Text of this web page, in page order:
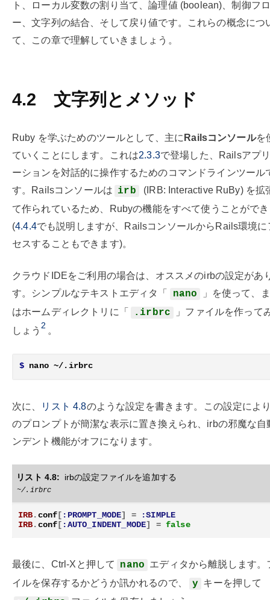
ト、ローカル変数の割り当て、論理値 (boolean)、制御フ
ー、文字列の結合、そして戻り値です。これらの概念につ
て、この章で理解していきましょう。
4.2 文字列とメソッド
Ruby を学ぶためのツールとして、主に Railsコンソールを
ていくことにします。これは2.3.3で登場した、Railsアプ
ーションを対話的に操作するためのコマンドラインツール
す。Railsコンソールは irb
(IRB: Interactive RuBy) を拡
て作られているため、Rubyの機能をすべて使うことがで
(4.4.4でも説明しますが、RailsコンソールからRails環境に
セスすることもできます)。
クラウドIDEをご利用の場合は、オススメのirbの設定があ
す。シンプルなテキストエディタ「
nano
」を使って、
はホームディレクトリに「
.irbrc
」ファイルを作って
しょう2 。
$
次に、 リスト4.8のような設定を書きます。この設定によ
のプロンプトが簡潔な表示に置き換えられ、irbの邪魔な自
ンデント機能がオフになります。
リスト 4.8: irbの設定ファイルを追加する
~/.irbrc
IRB.conf [ :PROMPT_MODE] =
:SIMPLE
IRB.conf [ :AUTO_INDENT_MODE] = false
最後に、Ctrl-Xと押して nano エディタから離脱します。
イルを保存するかどうか訊かれるので、
y キーを押して